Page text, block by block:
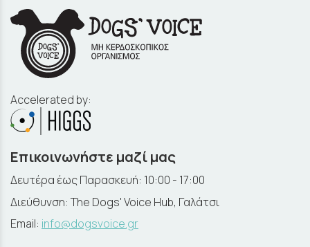
Accelerated by:
Επικοινωνήστε μαζί μας
Δευτέρα έως Παρασκευή: 10:00 - 17:00
Διεύθυνση: The Dogs' Voice Hub, Γαλάτσι
Email: info@dogsvoice.gr